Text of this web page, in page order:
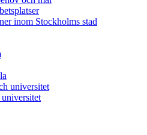
inom Stockholms stad
universitet